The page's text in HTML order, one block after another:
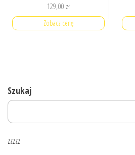
129,00 zł
Zobacz cenę
Szukaj
zzzzz